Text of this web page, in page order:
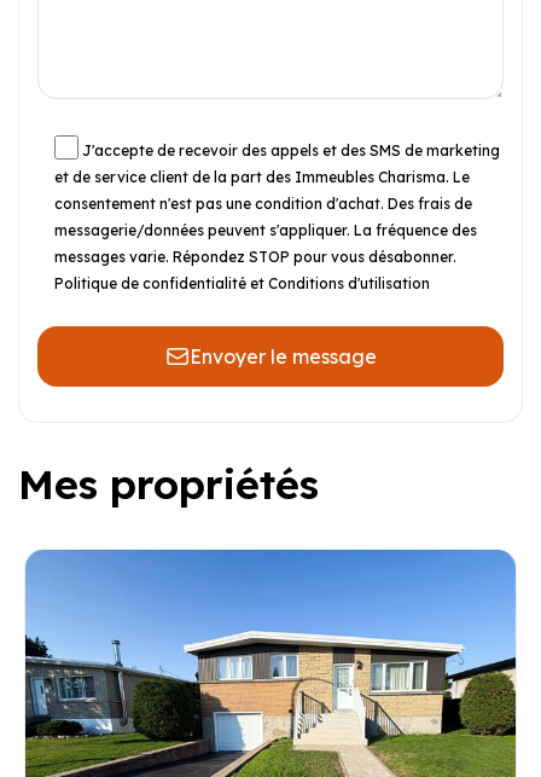
J'accepte de recevoir des appels et des SMS de marketing
et de service client de la part des Immeubles Charisma. Le
consentement n'est pas une condition d'achat. Des frais de
messagerie/données peuvent s'appliquer. La fréquence des
messages varie. Répondez STOP pour vous désabonner.
Politique de confidentialité et Conditions d'utilisation
Envoyer le message
Mes propriétés